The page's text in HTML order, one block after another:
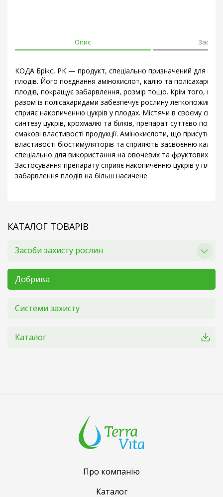
КАТАЛОГ ТОВАРІВ
Засоби захисту рослин
Добрива
Системи захисту
Каталог
Опис
КОДА Брікс, РК — продукт, спеціально призначений для
плодів. Його поєднання амінокислот, калію та
плодів, покращує забарвлення, розмір тощо. Крім того,
разом із полісахаридами забезпечує рослину
сприяє накопиченню цукрів у плодах. Містячи в своєму
синтезу цукрів, крохмалю та білків, препарат суттєво
смакові властивості продукції. Амінокислоти, що присутні
властивості біостимуляторів та сприяють засвоєнню
спеціально для використання на овочевих та фруктових
Застосування препарату сприяє накопиченню цукрів у
забарвлення плодів на більш насичене.
Про компанію
Каталог